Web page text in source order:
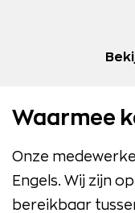
Waarmee
Onze
Engels. Wij zijn
bereikbaar